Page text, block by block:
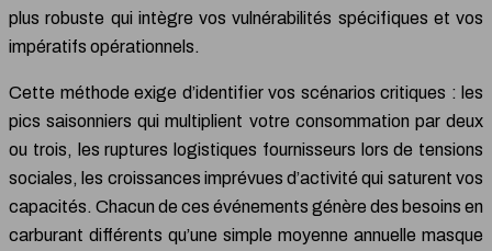
plus robuste qui intègre vos vulnérabilités spécifiques et vos
impératifs opérationnels.
Cette méthode exige d’identifier vos scénarios critiques : les
pics saisonniers qui multiplient votre consommation par deux
ou trois, les ruptures logistiques fournisseurs lors de tensions
sociales, les croissances imprévues d’activité qui saturent vos
capacités. Chacun de ces événements génère des besoins en
carburant différents qu’une simple moyenne annuelle masque